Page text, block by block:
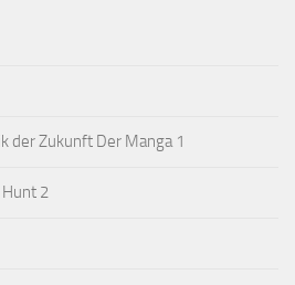
der Zukunft Der Manga 1
2